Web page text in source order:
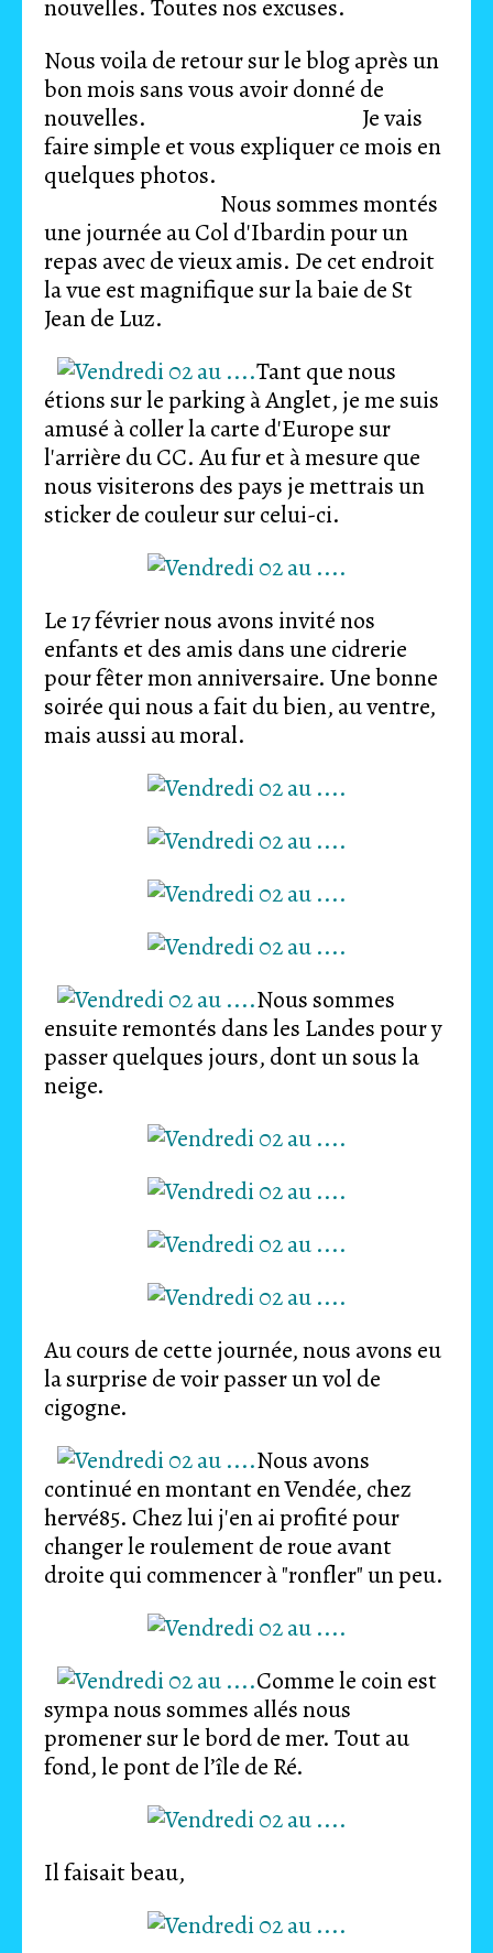
nouvelles. Toutes nos excuses.
Nous voila de retour sur le blog après un
bon mois sans vous avoir donné de
nouvelles. Je vais
faire simple et vous expliquer ce mois en
quelques photos.
Nous sommes montés
une journée au Col d'Ibardin pour un
repas avec de vieux amis. De cet endroit
la vue est magnifique sur la baie de St
Jean de Luz.
Tant que nous
étions sur le parking à Anglet, je me suis
amusé à coller la carte d'Europe sur
l'arrière du CC. Au fur et à mesure que
nous visiterons des pays je mettrais un
sticker de couleur sur celui-ci.
Le 17 février nous avons invité nos
enfants et des amis dans une cidrerie
pour fêter mon anniversaire. Une bonne
soirée qui nous a fait du bien, au ventre,
mais aussi au moral.
Nous sommes
ensuite remontés dans les Landes pour y
passer quelques jours, dont un sous la
neige.
Au cours de cette journée, nous avons eu
la surprise de voir passer un vol de
cigogne.
Nous avons
continué en montant en Vendée, chez
hervé85. Chez lui j'en ai profité pour
changer le roulement de roue avant
droite qui commencer à "ronfler" un peu.
Comme le coin est
sympa nous sommes allés nous
promener sur le bord de mer. Tout au
fond, le pont de l’île de Ré.
Il faisait beau,